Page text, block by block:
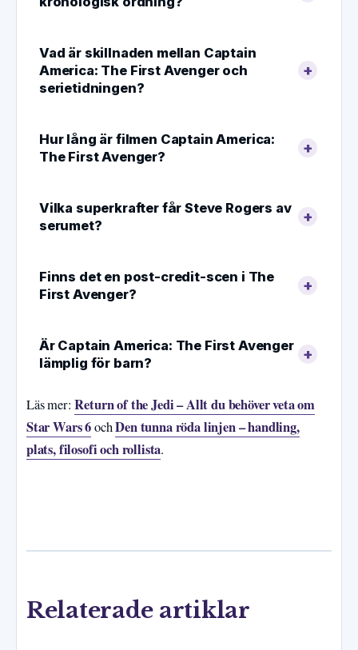
Vad är skillnaden mellan Captain
America: The First Avenger och
serietidningen?
Hur lång är filmen Captain America:
The First Avenger?
Vilka superkrafter får Steve Rogers av
serumet?
Finns det en post-credit-scen i The
First Avenger?
Är Captain America: The First Avenger
lämplig för barn?
Läs mer:Return of the Jedi – Allt du behöver veta om
Star Wars 6ochDen tunna röda linjen – handling,
plats, filosofi och rollista.
Relaterade artiklar